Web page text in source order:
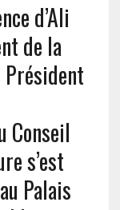
d’Ali
de la
Président
Conseil
s’est
Palais